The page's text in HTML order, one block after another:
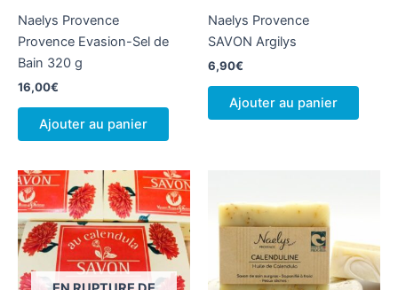
produit
Naelys Provence
Provence Evasion-Sel de
Bain 320 g
16,00€
Ajouter au panier
Naelys Provence
SAVON Argilys
6,90€
Ajouter au panier